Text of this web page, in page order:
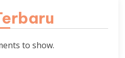
to show.